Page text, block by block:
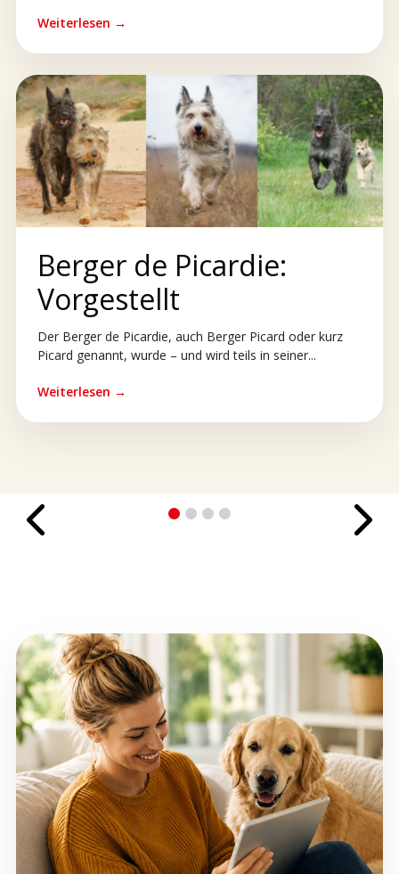
Weiterlesen →
Berger de Picardie:
Vorgestellt
Der Berger de Picardie, auch Berger Picard oder kurz
Picard genannt, wurde – und wird teils in seiner...
Weiterlesen →